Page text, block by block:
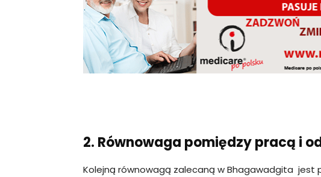
2. Równowaga pomiędzy pracą i
Kolejną równowagą zalecaną w Bhagawadgita jest